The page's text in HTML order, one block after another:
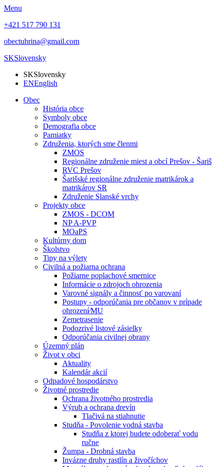
Menu
+421 517 790 131
obectuhrina@gmail.com
SKSlovensky
SKSlovensky
ENEnglish
Obec
História obce
Symboly obce
Demografia obce
Pamiatky
Združenia, ktorých sme členmi
ZMOS
Regionálne združenie miest a obcí Prešov - Šariš
RVC Prešov
Šarišské regionálne združenie matrikárok a
matrikárov SR
Združenie Slanské vrchy
Projekty obce
ZMOS - DCOM
NP A-PVP
MOaPS
Kultúrny dom
Školstvo
Tipy na výlety
Civilná a požiarna ochrana
Požiarne poplachové smernice
Informácie o zdrojoch ohrozenia
Varovné signály a činnosť po varovaní
Postupy - odporúčania pre občanov v prípade
ohrození⁄MU
Zemetrasenie
Podozrivé listové zásielky
Odporúčania civilnej obrany
Územný plán
Život v obci
Aktuality
Kalendár akcií
Odpadové hospodárstvo
Životné prostredie
Ochrana životného prostredia
Výrub a ochrana drevín
Tlačivá na stiahnutie
Studňa - Povolenie vodná stavba
Studňa z ktorej budete odoberať vodu
ručne
Žumpa - Drobná stavba
Invázne druhy rastlín a živočíchov